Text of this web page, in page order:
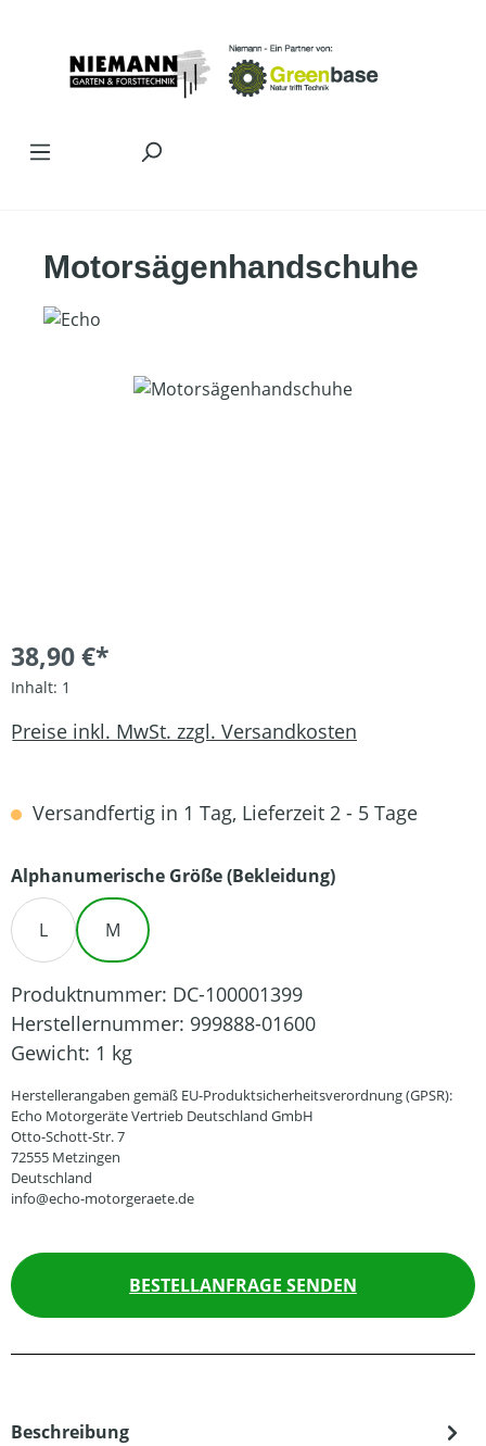
Motorsägenhandschuhe
Bildergalerie überspringen
38,90 €*
Inhalt: 1
Preise inkl. MwSt. zzgl. Versandkosten
Versandfertig in 1 Tag, Lieferzeit 2 - 5 Tage
Alphanumerische Größe (Bekleidung)auswählen
L M
Produktnummer: DC-100001399
Herstellernummer: 999888-01600
Gewicht: 1 kg
Herstellerangaben gemäß EU-Produktsicherheitsverordnung (GPSR):
Echo Motorgeräte Vertrieb Deutschland GmbH
Otto-Schott-Str. 7
72555 Metzingen
Deutschland
info@echo-motorgeraete.de
BESTELLANFRAGE SENDEN
Beschreibung